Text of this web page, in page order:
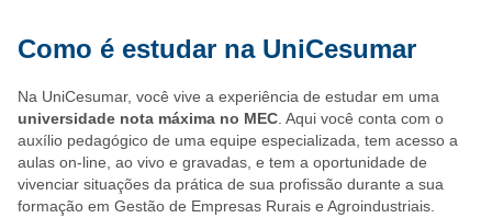
matrícula!
Como é estudar na UniCesumar
Na UniCesumar, você vive a experiência de estudar em uma
universidade nota máxima no MEC. Aqui você conta com o
auxílio pedagógico de uma equipe especializada, tem acesso a
aulas on-line, ao vivo e gravadas, e tem a oportunidade de
vivenciar situações da prática de sua profissão durante a sua
formação em Gestão de Empresas Rurais e Agroindustriais.